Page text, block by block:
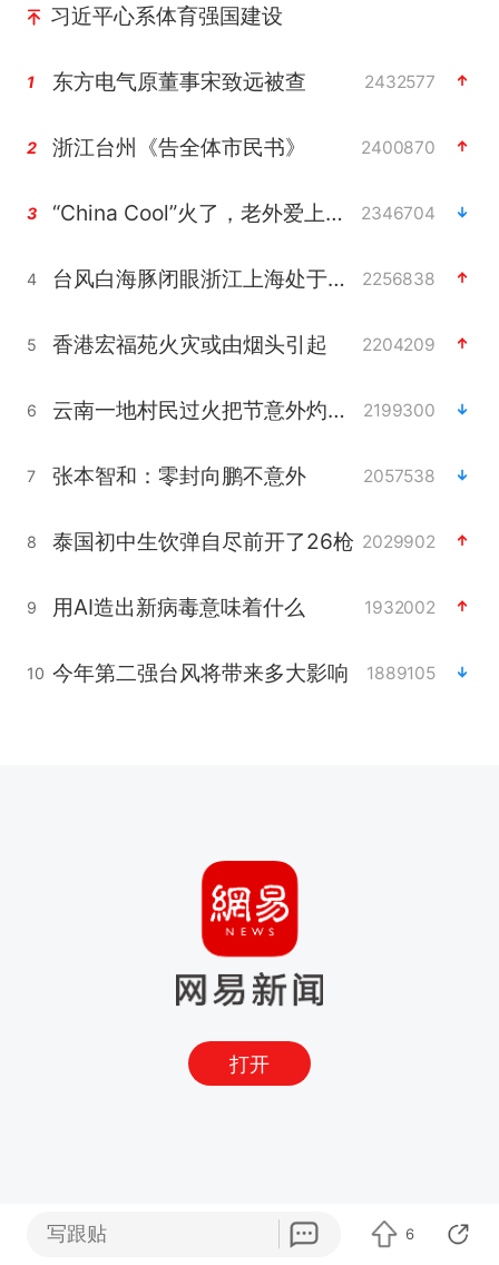
习近平心系体育强国建设
1 东方电气原董事宋致远被查 2432577
2 浙江台州《告全体市民书》 2400870
3 “China Cool”火了，老外爱上中国避暑游 2346704
4 台风白海豚闭眼浙江上海处于危险半圆 2256838
5 香港宏福苑火灾或由烟头引起 2204209
6 云南一地村民过火把节意外灼伤16人 2199300
7 张本智和：零封向鹏不意外 2057538
8 泰国初中生饮弹自尽前开了26枪 2029902
9 用AI造出新病毒意味着什么 1932002
10 今年第二强台风将带来多大影响 1889105
打开
写跟贴 6